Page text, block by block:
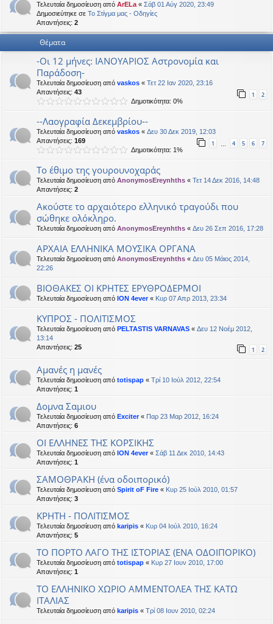
εις
Τελευταία δημοσίευση από ArELa « Σάβ 01 Αύγ 2020, 23:49
Δημοσιεύτηκε σε Το Στίγμα μας - Οδηγίες
Απαντήσεις: 2
Θέματα
-Οι 12 μήνες: ΙΑΝΟΥΑΡΙΟΣ Αστρονομία και
Παράδοση-
Τελευταία δημοσίευση από vaskos « Τετ 22 Ιαν 2020, 23:16
Απαντήσεις: 43 1 2
Δημοτικότητα: 0%
--Λαογραφία Δεκεμβρίου--
Τελευταία δημοσίευση από vaskos « Δευ 30 Δεκ 2019, 12:03
Απαντήσεις: 169 1 … 4 5 6 7
Δημοτικότητα: 1%
Το έθιμο της γουρουνοχαράς
Τελευταία δημοσίευση από AnonymosEreynhths « Τετ 14 Δεκ 2016, 14:48
Απαντήσεις: 2
Ακούστε το αρχαιότερο ελληνικό τραγούδι που
σώθηκε ολόκληρο.
Τελευταία δημοσίευση από AnonymosEreynhths « Δευ 26 Σεπ 2016, 17:28
ΑΡΧΑΙΑ ΕΛΛΗΝΙΚΑ ΜΟΥΣΙΚΑ ΟΡΓΑΝΑ
Τελευταία δημοσίευση από AnonymosEreynhths « Δευ 05 Μάιος 2014,
22:26
ΒΙΟΘΑΚΕΣ ΟΙ ΚΡΗΤΕΣ ΕΡΥΘΡΟΔΕΡΜΟΙ
Τελευταία δημοσίευση από ION 4ever« Κυρ 07 Απρ 2013, 23:34
ΚΥΠΡΟΣ - ΠΟΛΙΤΙΣΜΟΣ
Τελευταία δημοσίευση από PELTASTIS VARNAVAS « Δευ 12 Νοέμ 2012,
13:14
Απαντήσεις: 25 1 2
Αμανές η μανές
Τελευταία δημοσίευση από totispap « Τρί 10 Ιούλ 2012, 22:54
Απαντήσεις: 1
Δομνα Σαμιου
Τελευταία δημοσίευση από Exciter« Παρ 23 Μαρ 2012, 16:24
Απαντήσεις: 6
ΟΙ ΕΛΛΗΝΕΣ ΤΗΣ ΚΟΡΣΙΚΗΣ
Τελευταία δημοσίευση από ION 4ever« Σάβ 11 Δεκ 2010, 14:43
Απαντήσεις: 1
ΣΑΜΟΘΡΑΚΗ (ένα οδοιπορικό)
Τελευταία δημοσίευση από Spirit oF Fire « Κυρ 25 Ιούλ 2010, 01:57
Απαντήσεις: 3
ΚΡΗΤΗ - ΠΟΛΙΤΙΣΜΟΣ
Τελευταία δημοσίευση από karipis « Κυρ 04 Ιούλ 2010, 16:24
Απαντήσεις: 5
ΤΟ ΠΟΡΤΟ ΛΑΓΟ ΤΗΣ ΙΣΤΟΡΙΑΣ (ΕΝΑ ΟΔΟΙΠΟΡΙΚΟ)
Τελευταία δημοσίευση από totispap « Κυρ 27 Ιουν 2010, 17:00
Απαντήσεις: 1
ΤΟ ΕΛΛΗΝΙΚΟ ΧΩΡΙΟ ΑΜΜΕΝΤΟΛΕΑ ΤΗΣ ΚΑΤΩ
ΙΤΑΛΙΑΣ
Τελευταία δημοσίευση από karipis « Τρί 08 Ιουν 2010, 02:24